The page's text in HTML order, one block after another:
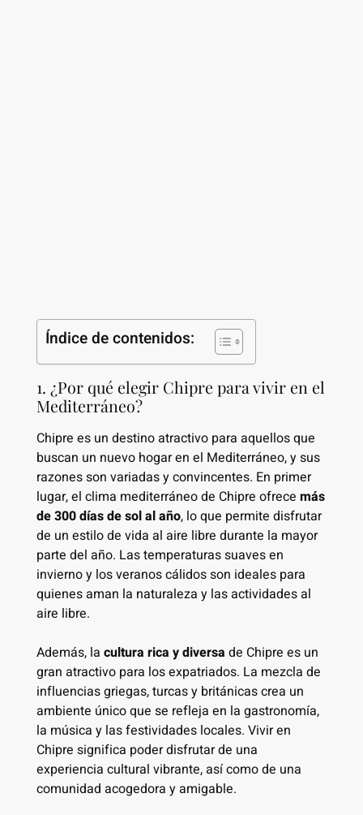
Índice de contenidos:
1. ¿Por qué elegir Chipre para vivir en el
Mediterráneo?
Chipre es un destino atractivo para aquellos que
buscan un nuevo hogar en el Mediterráneo, y sus
razones son variadas y convincentes. En primer
lugar, el clima mediterráneo de Chipre ofrece más
de 300 días de sol al año, lo que permite disfrutar
de un estilo de vida al aire libre durante la mayor
parte del año. Las temperaturas suaves en
invierno y los veranos cálidos son ideales para
quienes aman la naturaleza y las actividades al
aire libre.
Además, la cultura rica y diversa de Chipre es un
gran atractivo para los expatriados. La mezcla de
influencias griegas, turcas y británicas crea un
ambiente único que se refleja en la gastronomía,
la música y las festividades locales. Vivir en
Chipre significa poder disfrutar de una
experiencia cultural vibrante, así como de una
comunidad acogedora y amigable.